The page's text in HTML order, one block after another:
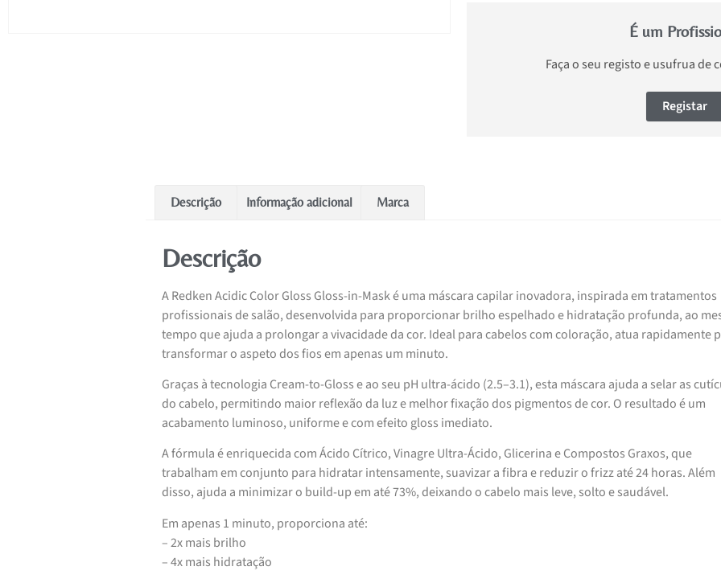
É um
Faça o seu registo e usufrua de
Registar
Descrição Informação adicional Marca
Descrição
A Redken Acidic Color Gloss Gloss-in-Mask é uma máscara capilar inovadora, inspirada em tratamentos
profissionais de salão, desenvolvida para proporcionar brilho espelhado e hidratação profunda, ao
tempo que ajuda a prolongar a vivacidade da cor. Ideal para cabelos com coloração, atua rapidamente
transformar o aspeto dos fios em apenas um minuto.
Graças à tecnologia Cream-to-Gloss e ao seu pH ultra-ácido (2.5–3.1), esta máscara ajuda a selar as
do cabelo, permitindo maior reflexão da luz e melhor fixação dos pigmentos de cor. O resultado é um
acabamento luminoso, uniforme e com efeito gloss imediato.
A fórmula é enriquecida com Ácido Cítrico, Vinagre Ultra-Ácido, Glicerina e Compostos Graxos, que
trabalham em conjunto para hidratar intensamente, suavizar a fibra e reduzir o frizz até 24 horas. Além
disso, ajuda a minimizar o build-up em até 73%, deixando o cabelo mais leve, solto e saudável.
Em apenas 1 minuto, proporciona até:
– 2x mais brilho
– 4x mais hidratação